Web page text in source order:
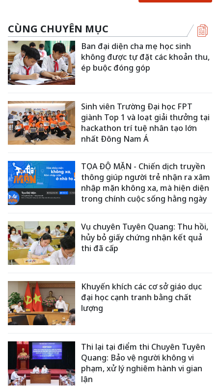
CÙNG CHUYÊN MỤC
Ban đại diện cha mẹ học sinh
không được tự đặt các khoản thu,
ép buộc đóng góp
Sinh viên Trường Đại học FPT
giành Top 1 và loạt giải thưởng tại
hackathon trí tuệ nhân tạo lớn
nhất Đông Nam Á
TỌA ĐỘ MẶN - Chiến dịch truyền
thông giúp người trẻ nhận ra xâm
nhập mặn không xa, mà hiện diện
trong chính cuộc sống hằng ngày
Vụ chuyên Tuyên Quang: Thu hồi,
hủy bỏ giấy chứng nhận kết quả
thi đã cấp
Khuyến khích các cơ sở giáo dục
đại học cạnh tranh bằng chất
lượng
Thi lại tại điểm thi Chuyên Tuyên
Quang: Bảo vệ người không vi
phạm, xử lý nghiêm hành vi gian
lận